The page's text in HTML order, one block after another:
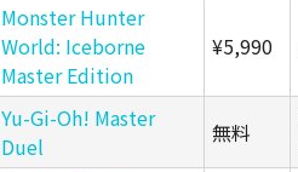
Monster Hunter
World: Iceborne
Master Edition
¥5,990
Yu-Gi-Oh! Master
Duel
無料